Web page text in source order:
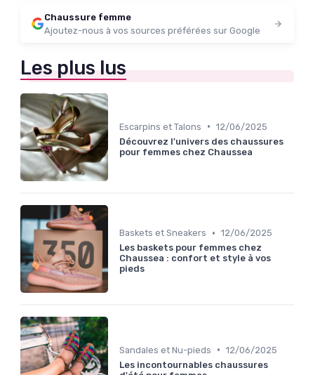
Chaussure femme
Ajoutez-nous à vos sources préférées sur Google
Les plus lus
Escarpins et Talons • 12/06/2025
Découvrez l'univers des chaussures
pour femmes chez Chaussea
Baskets et Sneakers • 12/06/2025
Les baskets pour femmes chez
Chaussea : confort et style à vos
pieds
Sandales et Nu-pieds • 12/06/2025
Les incontournables chaussures